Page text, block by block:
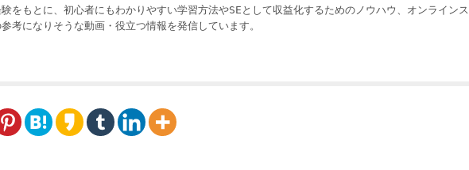
をもとに、初心者にもわかりやすい学習方法やSEとして収益化するためのノウハウ、オンラインス
考になりそうな動画・役立つ情報を発信しています。